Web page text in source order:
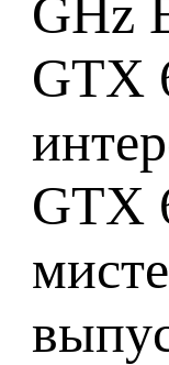
GHz
GTX
GTX